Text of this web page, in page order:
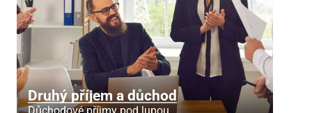
Druhý příjem a důchod